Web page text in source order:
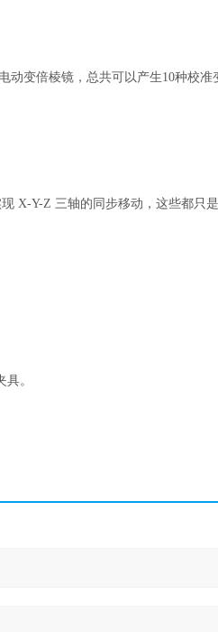
变倍棱镜，总共可以产生10种校准
X-Y-Z 三轴的同步移动，这些都只
。